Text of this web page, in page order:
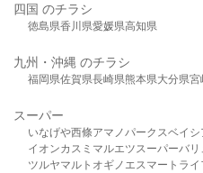
四国 のチラシ
徳島県香川県愛媛県高知県
九州・沖縄 のチラシ
福岡県佐賀県長崎県熊本県大分県宮
スーパー
いなげや西條アマノパークスベイシ
イオンカスミ マルエツスーパーバリ
ツルヤマルト オギノ エスマート ライ